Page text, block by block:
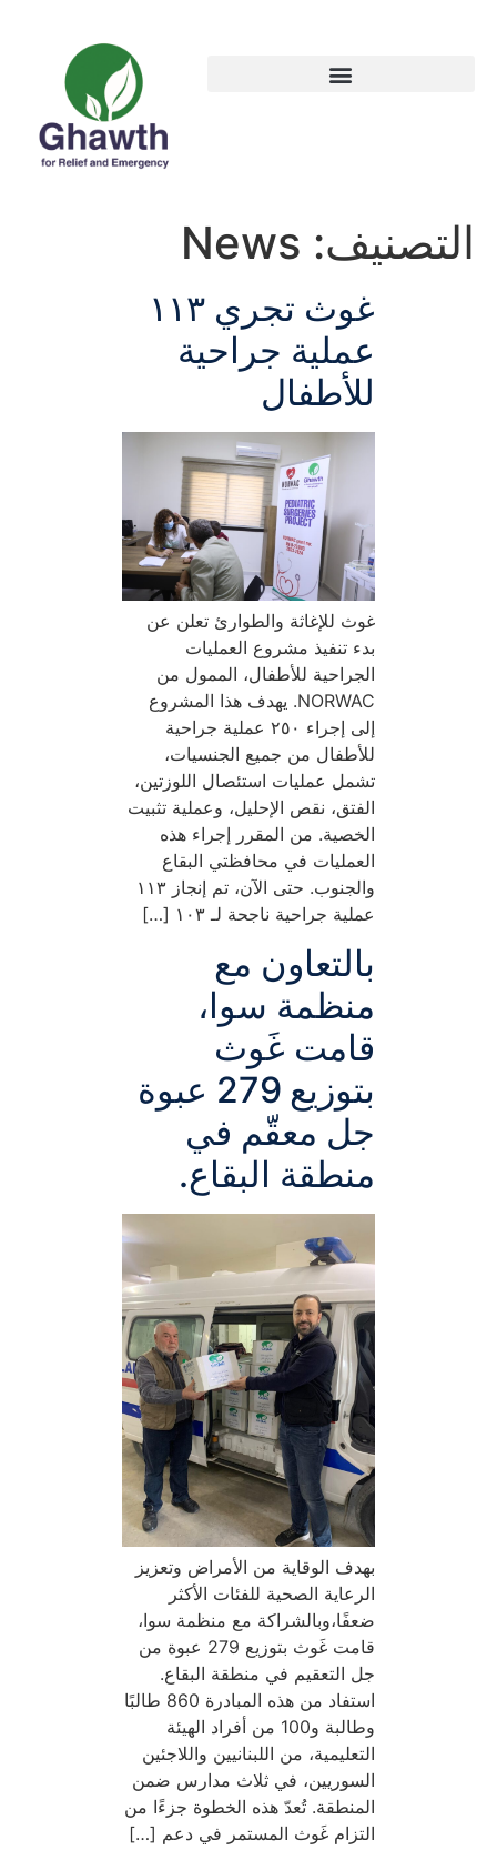
التصنيف: News
غوث تجري ١١٣
عملية جراحية
للأطفال
غوث للإغاثة والطوارئ تعلن عن
بدء تنفيذ مشروع العمليات
الجراحية للأطفال، الممول من
NORWAC. يهدف هذا المشروع
إلى إجراء ٢٥٠ عملية جراحية
للأطفال من جميع الجنسيات،
تشمل عمليات استئصال اللوزتين،
الفتق، نقص الإحليل، وعملية تثبيت
الخصية. من المقرر إجراء هذه
العمليات في محافظتي البقاع
والجنوب. حتى الآن، تم إنجاز ١١٣
عملية جراحية ناجحة لـ ١٠٣ […]
بالتعاون مع
منظمة سوا،
قامت غَوث
بتوزيع 279 عبوة
جل معقّم في
منطقة البقاع.
بهدف الوقاية من الأمراض وتعزيز
الرعاية الصحية للفئات الأكثر
ضعفًا،وبالشراكة مع منظمة سوا،
قامت غَوث بتوزيع 279 عبوة من
جل التعقيم في منطقة البقاع.
استفاد من هذه المبادرة 860 طالبًا
وطالبة و100 من أفراد الهيئة
التعليمية، من اللبنانيين واللاجئين
السوريين، في ثلاث مدارس ضمن
المنطقة. تُعدّ هذه الخطوة جزءًا من
التزام غَوث المستمر في دعم […]